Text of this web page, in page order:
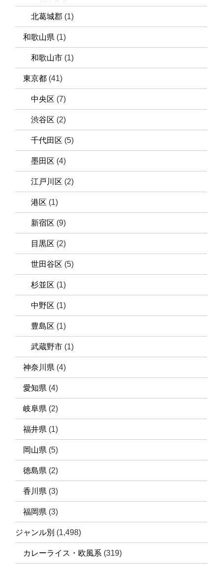
北葛城郡 (1)
和歌山県 (1)
和歌山市 (1)
東京都 (41)
中央区 (7)
渋谷区 (2)
千代田区 (5)
墨田区 (4)
江戸川区 (2)
港区 (1)
新宿区 (9)
目黒区 (2)
世田谷区 (5)
杉並区 (1)
中野区 (1)
豊島区 (1)
武蔵野市 (1)
神奈川県 (4)
愛知県 (4)
岐阜県 (2)
福井県 (1)
岡山県 (5)
徳島県 (2)
香川県 (3)
福岡県 (3)
ジャンル別 (1,498)
カレーライス・欧風系 (319)